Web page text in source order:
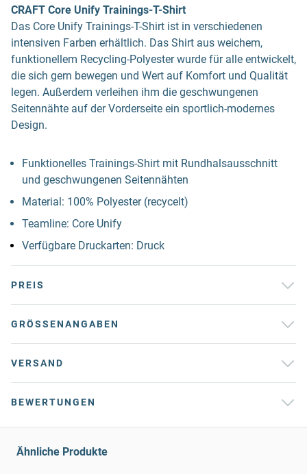
CRAFT Core Unify Trainings-T-Shirt
Das Core Unify Trainings-T-Shirt ist in verschiedenen
intensiven Farben erhältlich. Das Shirt aus weichem,
funktionellem Recycling-Polyester wurde für alle entwickelt,
die sich gern bewegen und Wert auf Komfort und Qualität
legen. Außerdem verleihen ihm die geschwungenen
Seitennähte auf der Vorderseite ein sportlich-modernes
Design.
Funktionelles Trainings-Shirt mit Rundhalsausschnitt
und geschwungenen Seitennähten
Material: 100% Polyester (recycelt)
Teamline: Core Unify
Verfügbare Druckarten: Druck
PREIS
GRÖSSENANGABEN
VERSAND
BEWERTUNGEN
Ähnliche Produkte